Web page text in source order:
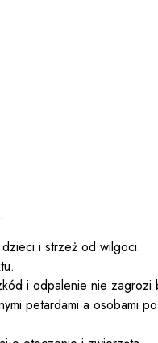
i strzeż od wilgoci.
i odpalenie nie
petardami a osobami